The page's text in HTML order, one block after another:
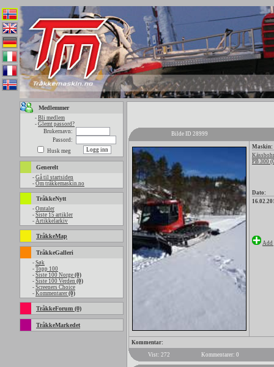
Medlemmer
- Bli medlem
- Glemt passord?
Brukernavn:
Passord:
Husk meg
Generelt
- Gå til startsiden
- Om tråkkemaskin.no
TråkkeNytt
- Omtaler
- Siste 15 artikler
- Artikkelarkiv
TråkkeMap
TråkkeGalleri
- Søk
- Topp 100
- Siste 100 Norge (0)
- Siste 100 Verden (0)
- Screeners Choice
- Kommentarer (0)
TråkkeForum (0)
TråkkeMarkedet
Bilde ID 28999
Maskin:
PB 300
Dato:
Add
Kommentar:
Vist: 272
Kommentarer: 0